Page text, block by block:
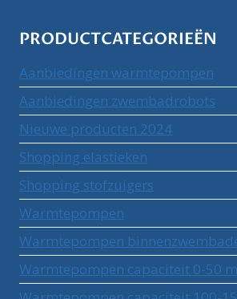
PRODUCTCATEGORIEËN
Aanbiedingen warmtepompen
Aanbiedingen zwembadrobots
Nieuwe producten 2024
Shopping elastieken
Shopping stofzuigers
Warmtepompen
Warmtepompen
Warmtepompen capaciteit 0-50